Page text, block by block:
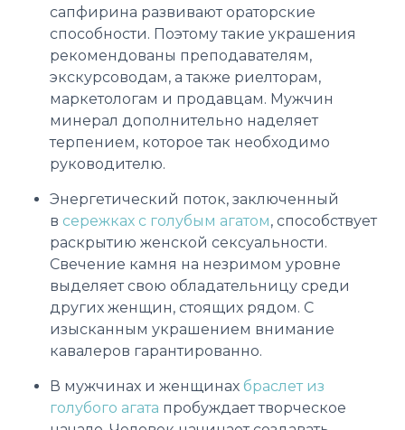
сапфирина развивают ораторские
способности. Поэтому такие украшения
рекомендованы преподавателям,
экскурсоводам, а также риелторам,
маркетологам и продавцам. Мужчин
минерал дополнительно наделяет
терпением, которое так необходимо
руководителю.
Энергетический поток, заключенный
в сережках с голубым агатом, способствует
раскрытию женской сексуальности.
Свечение камня на незримом уровне
выделяет свою обладательницу среди
других женщин, стоящих рядом. С
изысканным украшением внимание
кавалеров гарантированно.
В мужчинах и женщинах браслет из
голубого агата пробуждает творческое